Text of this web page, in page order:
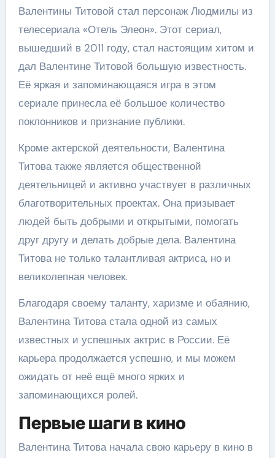
Валентины Титовой стал персонаж Людмилы из
телесериала «Отель Элеон». Этот сериал,
вышедший в 2011 году, стал настоящим хитом и
дал Валентине Титовой большую известность.
Её яркая и запоминающаяся игра в этом
сериале принесла её большое количество
поклонников и признание публики.
Кроме актерской деятельности, Валентина
Титова также является общественной
деятельницей и активно участвует в различных
благотворительных проектах. Она призывает
людей быть добрыми и открытыми, помогать
друг другу и делать добрые дела. Валентина
Титова не только талантливая актриса, но и
великолепная человек.
Благодаря своему таланту, харизме и обаянию,
Валентина Титова стала одной из самых
известных и успешных актрис в России. Её
карьера продолжается успешно, и мы можем
ожидать от неё ещё много ярких и
запоминающихся ролей.
Первые шаги в кино
Валентина Титова начала свою карьеру в кино в